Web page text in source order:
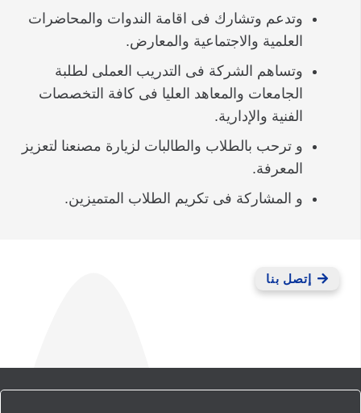
وتدعم وتشارك فى اقامة الندوات والمحاضرات
العلمية والاجتماعية والمعارض.
وتساهم الشركة فى التدريب العملى لطلبة
الجامعات والمعاهد العليا فى كافة التخصصات
الفنية والإدارية.
و ترحب بالطلاب والطالبات لزيارة مصنعنا لتعزيز
المعرفة.
و المشاركة فى تكريم الطلاب المتميزين.
إتصل بنا